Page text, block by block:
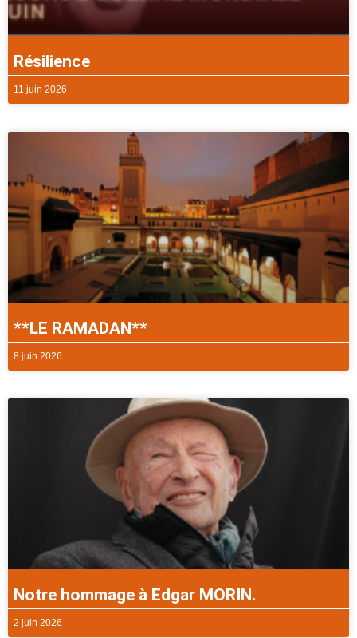
Résilience
11 juin 2026
**LE RAMADAN**
8 juin 2026
Notre hommage à Edgar MORIN.
2 juin 2026